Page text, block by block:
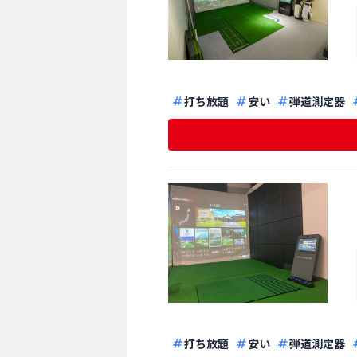
打ち放題 安い 弾道測定器
打ち放題 安い 弾道測定器